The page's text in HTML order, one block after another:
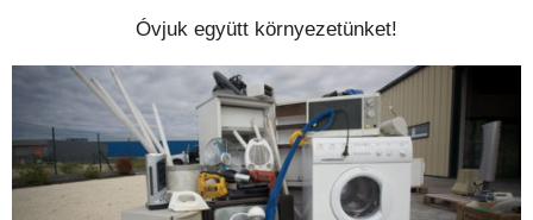
Óvjuk együtt környezetünket!